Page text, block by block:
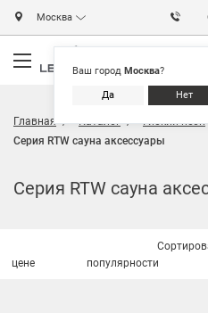
Москва
Ваш город Москва?
Да Нет
Главная Каталог Гибкий неон
Серия RTW сауна аксессуары
Серия RTW сауна
цене
популярности